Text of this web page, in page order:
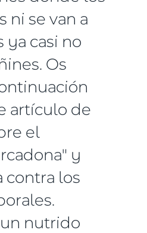
ni se van a
ya casi no
Os
artículo de
el
y
contra los
nutrido